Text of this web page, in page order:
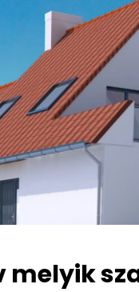
melyik